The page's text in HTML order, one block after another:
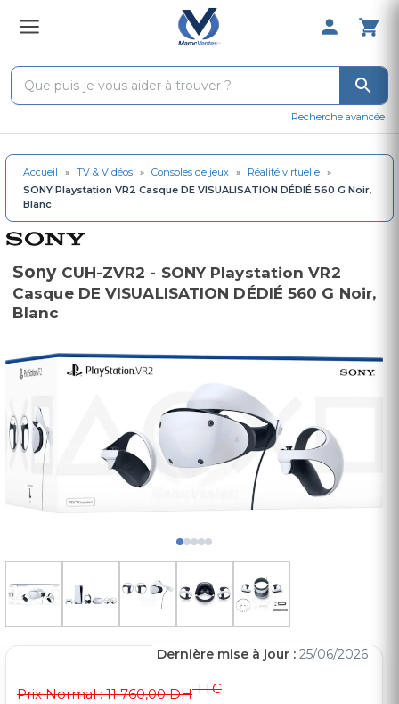
0 Produit
Recherche avancée
Accueil » TV & Vidéos » Consoles de jeux » Réalité virtuelle »
SONY Playstation VR2 Casque DE VISUALISATION DÉDIÉ 560 G Noir,
Blanc
Sony CUH-ZVR2 - SONY Playstation VR2
Casque DE VISUALISATION DÉDIÉ 560 G Noir,
Blanc
Prix Normal :11 760,00 DHTTC
Dernière mise à jour : 25/06/2026